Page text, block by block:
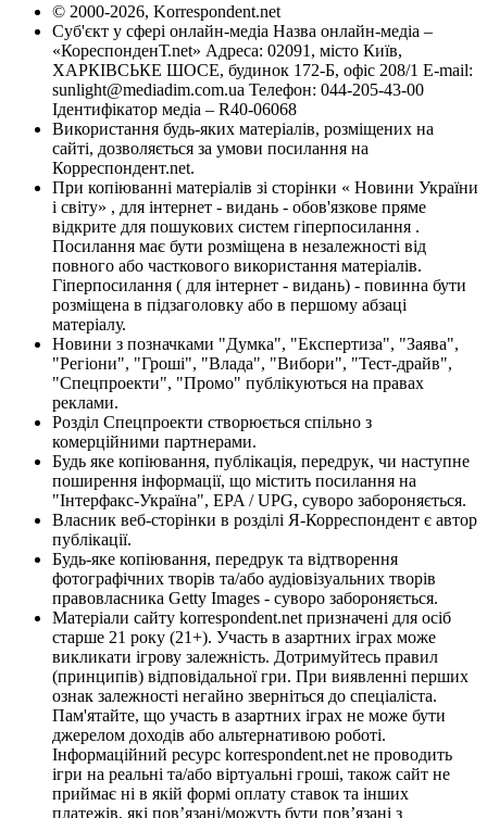
© 2000-2026, Korrespondent.net
Суб'єкт у сфері онлайн-медіа Назва онлайн-медіа –
«КореспонденТ.net» Адреса: 02091, місто Київ,
ХАРКІВСЬКЕ ШОСЕ, будинок 172-Б, офіс 208/1 E-mail:
sunlight@mediadim.com.ua Телефон: 044-205-43-00
Ідентифікатор медіа – R40-06068
Використання будь-яких матеріалів, розміщених на
сайті, дозволяється за умови посилання на
Корреспондент.net.
При копіюванні матеріалів зі сторінки « Новини України
і світу» , для інтернет - видань - обов'язкове пряме
відкрите для пошукових систем гіперпосилання .
Посилання має бути розміщена в незалежності від
повного або часткового використання матеріалів.
Гіперпосилання ( для інтернет - видань) - повинна бути
розміщена в підзаголовку або в першому абзаці
матеріалу.
Новини з позначками "Думка", "Експертиза", "Заява",
"Регіони", "Гроші", "Влада", "Вибори", "Тест-драйв",
"Спецпроекти", "Промо" публікуються на правах
реклами.
Розділ Спецпроекти створюється спільно з
комерційними партнерами.
Будь яке копіювання, публікація, передрук, чи наступне
поширення інформації, що містить посилання на
"Інтерфакс-Україна", EPA / UPG, суворо забороняється.
Власник веб-сторінки в розділі Я-Корреспондент є автор
публікації.
Будь-яке копіювання, передрук та відтворення
фотографічних творів та/або аудіовізуальних творів
правовласника Getty Images - суворо забороняється.
Матеріали сайту korrespondent.net призначені для осіб
старше 21 року (21+). Участь в азартних іграх може
викликати ігрову залежність. Дотримуйтесь правил
(принципів) відповідальної гри. При виявленні перших
ознак залежності негайно зверніться до спеціаліста.
Пам'ятайте, що участь в азартних іграх не може бути
джерелом доходів або альтернативою роботі.
Інформаційний ресурс korrespondent.net не проводить
ігри на реальні та/або віртуальні гроші, також сайт не
приймає ні в якій формі оплату ставок та інших
платежів, які пов’язані/можуть бути пов’язані з